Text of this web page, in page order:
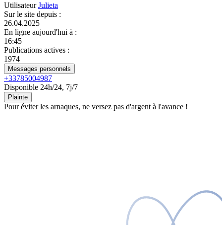
UtilisateurJulieta
Sur le site depuis :
26.04.2025
En ligne aujourd'hui à :
16:45
Publications actives :
1974
Messages personnels
+33785004987
Disponible 24h/24, 7j/7
Plainte
Pour éviter les arnaques, ne versez pas d'argent à l'avance !